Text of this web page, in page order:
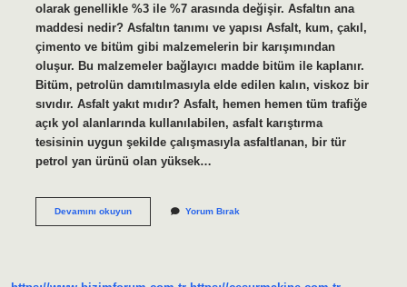
olarak genellikle %3 ile %7 arasında değişir. Asfaltın ana
maddesi nedir? Asfaltın tanımı ve yapısı Asfalt, kum, çakıl,
çimento ve bitüm gibi malzemelerin bir karışımından
oluşur. Bu malzemeler bağlayıcı madde bitüm ile kaplanır.
Bitüm, petrolün damıtılmasıyla elde edilen kalın, viskoz bir
sıvıdır. Asfalt yakıt mıdır? Asfalt, hemen hemen tüm trafiğe
açık yol alanlarında kullanılabilen, asfalt karıştırma
tesisinin uygun şekilde çalışmasıyla asfaltlanan, bir tür
petrol yan ürünü olan yüksek…
Devamını okuyunAsfaltın
Yorum Bırak